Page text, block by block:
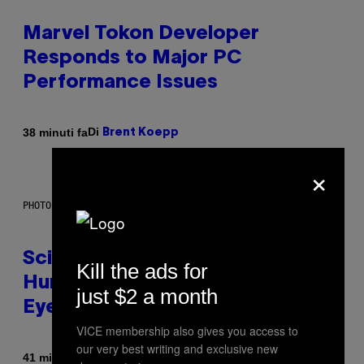
Marvel Tokon Developer
Responds to Major PC
Performance Issues
38 minuti faDi Brent Koepp
PHOTO: CSA IMAGES / GETTY IMAGES
Scientists Just Traced the
Human Eye Back to a Tiny One-
Eyed Creature
41 minuti faDi Luis Prada
×
Kill the ads for
just $2 a month
VICE membership also gives you access to
our very best writing and exclusive new